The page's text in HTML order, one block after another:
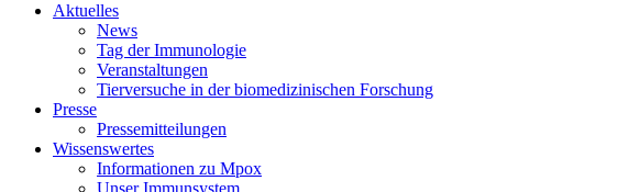
Aktuelles
News
Tag der Immunologie
Veranstaltungen
Tierversuche in der biomedizinischen Forschung
Presse
Pressemitteilungen
Wissenswertes
Informationen zu Mpox
Unser Immunsystem